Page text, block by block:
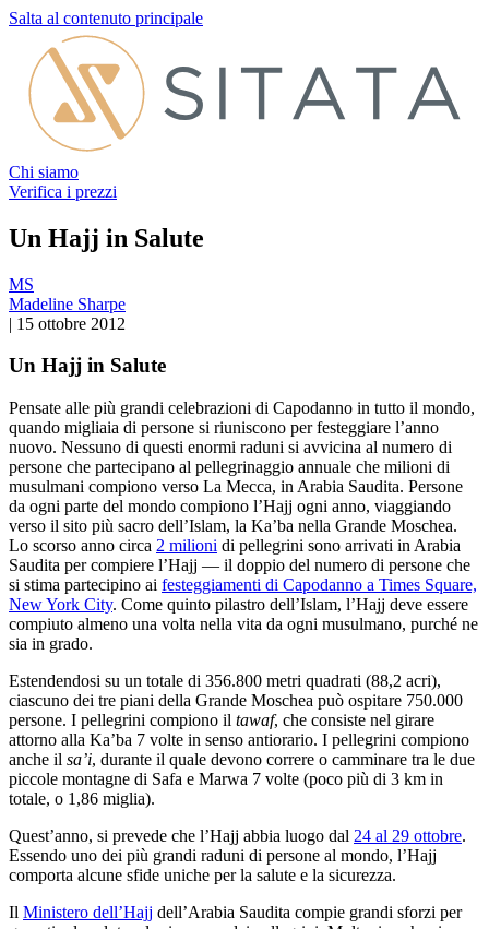
Salta al contenuto principale
Chi siamo
Verifica i prezzi
Un Hajj in Salute
MS
Madeline Sharpe
| 15 ottobre 2012
Un Hajj in Salute
Pensate alle più grandi celebrazioni di Capodanno in tutto il mondo,
quando migliaia di persone si riuniscono per festeggiare l’anno
nuovo. Nessuno di questi enormi raduni si avvicina al numero di
persone che partecipano al pellegrinaggio annuale che milioni di
musulmani compiono verso La Mecca, in Arabia Saudita. Persone
da ogni parte del mondo compiono l’Hajj ogni anno, viaggiando
verso il sito più sacro dell’Islam, la Ka’ba nella Grande Moschea.
Lo scorso anno circa 2 milioni di pellegrini sono arrivati in Arabia
Saudita per compiere l’Hajj — il doppio del numero di persone che
si stima partecipino ai festeggiamenti di Capodanno a Times Square,
New York City. Come quinto pilastro dell’Islam, l’Hajj deve essere
compiuto almeno una volta nella vita da ogni musulmano, purché ne
sia in grado.
Estendendosi su un totale di 356.800 metri quadrati (88,2 acri),
ciascuno dei tre piani della Grande Moschea può ospitare 750.000
persone. I pellegrini compiono il tawaf, che consiste nel girare
attorno alla Ka’ba 7 volte in senso antiorario. I pellegrini compiono
anche il sa’i, durante il quale devono correre o camminare tra le due
piccole montagne di Safa e Marwa 7 volte (poco più di 3 km in
totale, o 1,86 miglia).
Quest’anno, si prevede che l’Hajj abbia luogo dal 24 al 29 ottobre.
Essendo uno dei più grandi raduni di persone al mondo, l’Hajj
comporta alcune sfide uniche per la salute e la sicurezza.
Il Ministero dell’Hajj dell’Arabia Saudita compie grandi sforzi per